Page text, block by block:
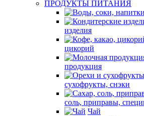
ПРОДУКТЫ ПИТАНИЯ
изделия
цикорий
продукция
сухофрукты, снэки
соль, приправы,
Чай